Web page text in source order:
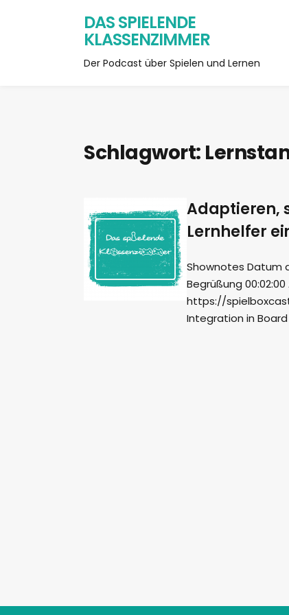
DAS SPIELENDE
KLASSENZIMMER
Der Podcast über Spielen und Lernen
Schlagwort:
Adaptieren,
Lernhelfer
Shownotes Datum
Begrüßung
https://
Integration in